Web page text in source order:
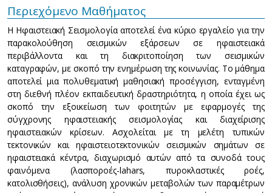
Περιεχόμενο Μαθήματος
Η Ηφαιστειακή Σεισμολογία αποτελεί ένα κύριο εργαλείο για την
παρακολούθηση σεισμικών εξάρσεων σε ηφαιστειακά
περιβάλλοντα και τη διακριτοποίηση των σεισμικών
καταγραφών, με σκοπό την ενημέρωση της κοινωνίας. Το μάθημα
αποτελεί μια πολυθεματική μαθησιακή προσέγγιση, ενταγμένη
στη διεθνή πλέον εκπαιδευτική δραστηριότητα, η οποία έχει ως
σκοπό την εξοικείωση των φοιτητών με εφαρμογές της
σύγχρονης ηφαιστειακής σεισμολογίας και διαχείρισης
ηφαιστειακών κρίσεων. Ασχολείται με τη μελέτη τυπικών
τεκτονικών και ηφαιστειοτεκτονικών σεισμικών σημάτων σε
ηφαιστειακά κέντρα, διαχωρισμό αυτών από τα συνοδά τους
φαινόμενα (λασποροές-lahars, πυροκλαστικές ροές,
κατολισθήσεις), ανάλυση χρονικών μεταβολών των παραμέτρων